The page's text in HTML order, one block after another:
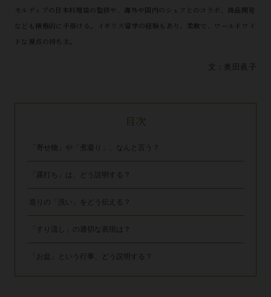
モルディブの日本料理店の監修や、海外や国内のシェフとのコラボ、商品開発
なども積極的に手掛ける。イギリス留学の経験もあり、柔軟で、ワールドワイ
ドな視点の持ち主。
文：奥田眞子
目次
「寄せ物」や「煮凝り」、なんと言う？
「露打ち」は、どう説明する？
造りの「洗い」をどう伝える？
「すり流し」の適切な表現は？
「お盆」という行事、どう説明する？